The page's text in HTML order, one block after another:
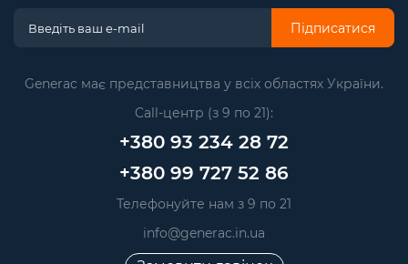
Підписатися
Generac має представництва у всіх областях України.
Call-центр (з 9 по 21):
+380 93 234 28 72
+380 99 727 52 86
Телефонуйте нам з 9 по 21
info@generac.in.ua